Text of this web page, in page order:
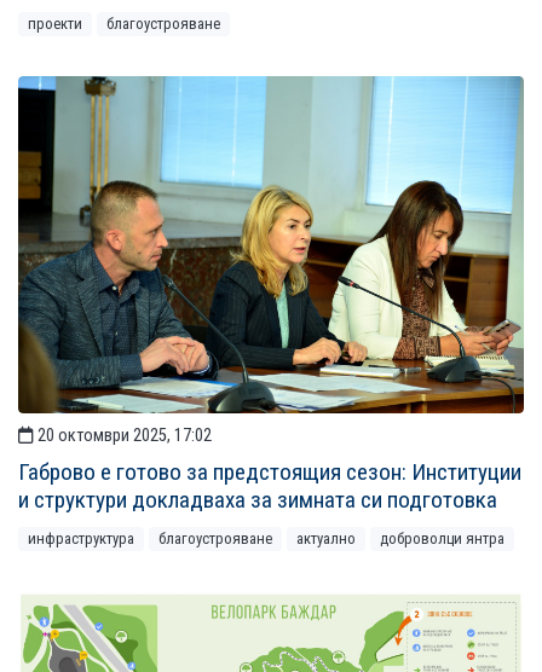
проекти благоустрояване
20 октомври 2025, 17:02
Габрово е готово за предстоящия сезон: Институции
и структури докладваха за зимната си подготовка
инфраструктура благоустрояване актуално доброволци янтра